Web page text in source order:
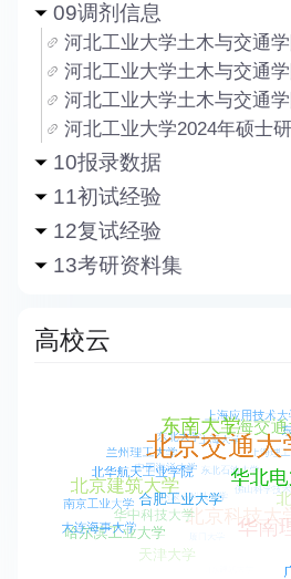
09调剂信息
河北工业大学土木与交通学院
河北工业大学土木与交通学院2024年土木工程
河北工业大学土木与交通学院2024年
河北工业大学2024年硕士研
10报录数据
11初试经验
12复试经验
13考研资料集
高校云